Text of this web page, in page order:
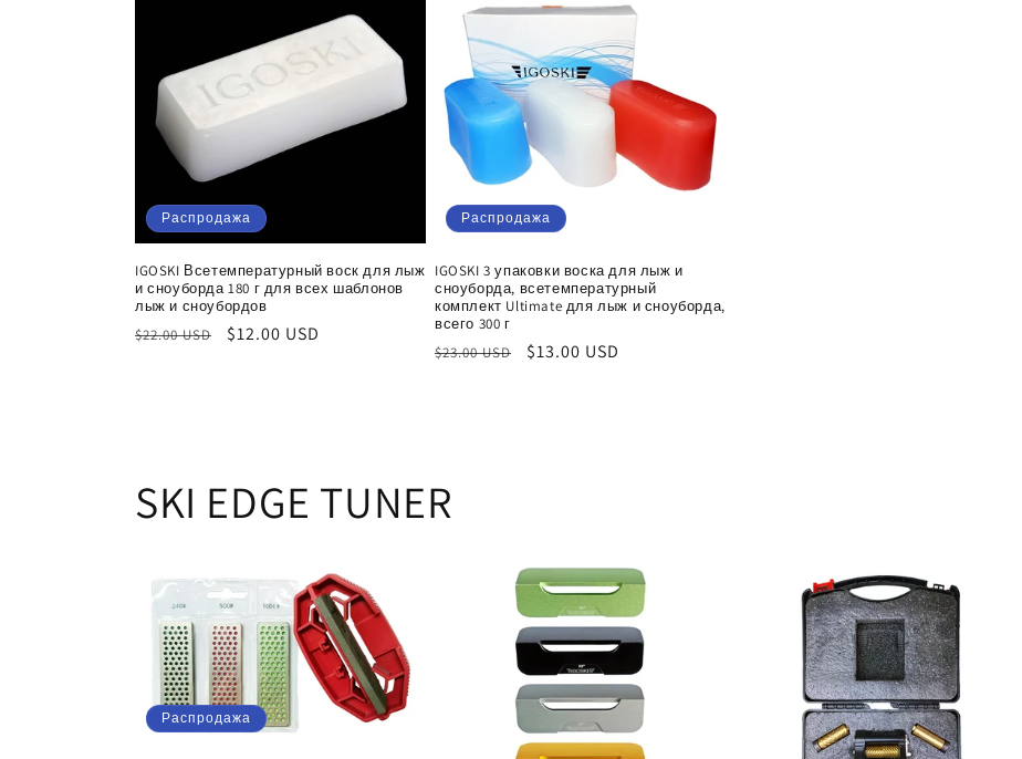
ц
я
:
Распродажа
IGOSKI Всетемпературный воск для лыж
и сноуборда 180 г для всех шаблонов
лыж и сноубордов
Обычная
$22.00 USD
Цена
$12.00 USD
Распродажа
IGOSKI 3 упаковки воска для лыж и
сноуборда, всетемпературный
комплект Ultimate для лыж и сноуборда,
всего 300 г
Обычная
$23.00 USD
Цена
$13.00 USD
SKI EDGE TUNER
Распродажа